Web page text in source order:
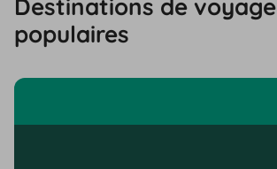
Destinations de voyage
populaires